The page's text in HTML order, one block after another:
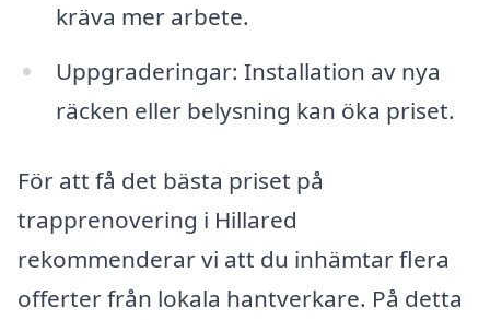
kräva mer arbete.
Uppgraderingar: Installation av nya
räcken eller belysning kan öka priset.
För att få det bästa priset på
trapprenovering i Hillared
rekommenderar vi att du inhämtar flera
offerter från lokala hantverkare. På detta